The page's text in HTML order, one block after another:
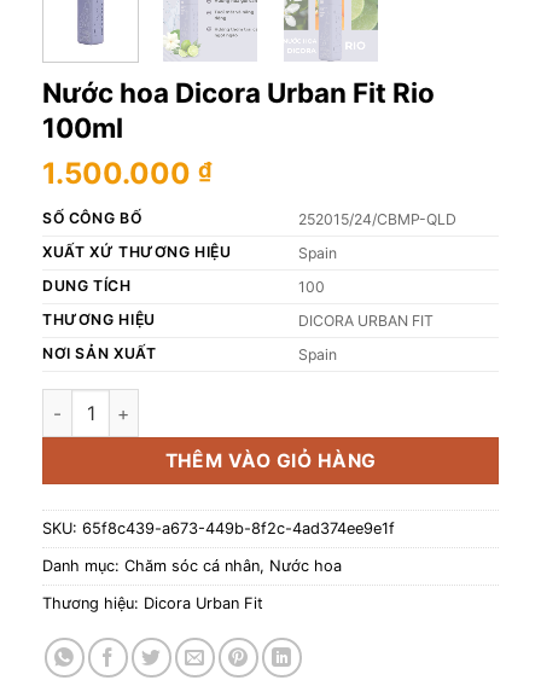
Nước hoa Dicora Urban Fit Rio
100ml
1.500.000 ₫
SỐ CÔNG BỐ
252015/24/CBMP-QLD
XUẤT XỨ THƯƠNG HIỆU
Spain
DUNG TÍCH
100
THƯƠNG HIỆU
DICORA URBAN FIT
NƠI SẢN XUẤT
Spain
Nước hoa Dicora Urban Fit Rio 100ml số lượng
THÊM VÀO GIỎ HÀNG
SKU: 65f8c439-a673-449b-8f2c-4ad374ee9e1f
Danh mục: Chăm sóc cá nhân, Nước hoa
Thương hiệu: Dicora Urban Fit